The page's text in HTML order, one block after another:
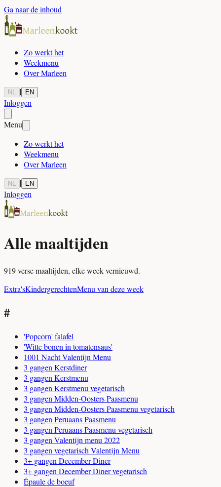
Ga naar de inhoud
Zo werkt het
Weekmenu
Over Marleen
NL | EN
Inloggen
Menu
Zo werkt het
Weekmenu
Over Marleen
NL | EN
Inloggen
Alle maaltijden
919 verse maaltijden, elke week vernieuwd.
Extra'sKindergerechtenMenu van deze week
#
'Popcorn' falafel
'Witte bonen in tomatensaus'
1001 Nacht Valentijn Menu
3 gangen Kerstdiner
3 gangen Kerstmenu
3 gangen Kerstmenu vegetarisch
3 gangen Midden-Oosters Paasmenu
3 gangen Midden-Oosters Paasmenu vegetarisch
3 gangen Peruaans Paasmenu
3 gangen Peruaans Paasmenu vegetarisch
3 gangen Valentijn menu 2022
3 gangen vegetarisch Valentijn Menu
3+ gangen December Diner
3+ gangen December Diner vegetarisch
Épaule de boeuf